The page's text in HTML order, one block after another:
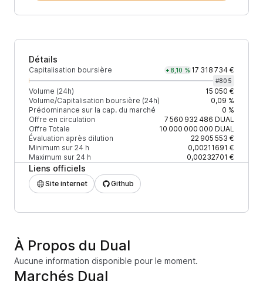
Détails
Capitalisation boursière +8,10 % 17 318 734 €
#805
Volume (24h)
15 050 €
Volume/Capitalisation boursière (24h)
0,09 %
Prédominance sur la cap. du marché
0 %
Offre en circulation
7 560 932 486 DUAL
Offre Totale
10 000 000 000 DUAL
Évaluation après dilution
22 905 553 €
Minimum sur 24 h
0,00211691 €
Maximum sur 24 h
0,00232701 €
Liens officiels
Site internet Github
À Propos du Dual
Aucune information disponible pour le moment.
Marchés Dual